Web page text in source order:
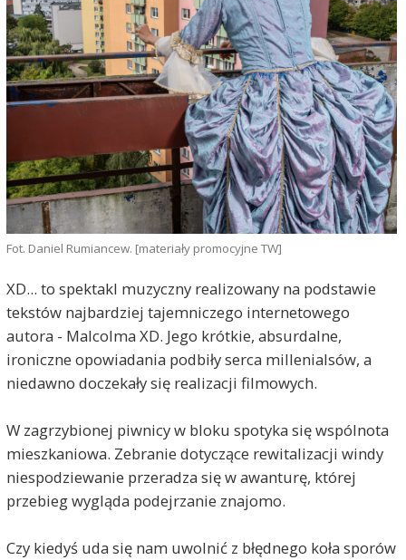
Fot. Daniel Rumiancew. [materiały promocyjne TW]
XD... to spektakl muzyczny realizowany na podstawie
tekstów najbardziej tajemniczego internetowego
autora - Malcolma XD. Jego krótkie, absurdalne,
ironiczne opowiadania podbiły serca millenialsów, a
niedawno doczekały się realizacji filmowych.
W zagrzybionej piwnicy w bloku spotyka się wspólnota
mieszkaniowa. Zebranie dotyczące rewitalizacji windy
niespodziewanie przeradza się w awanturę, której
przebieg wygląda podejrzanie znajomo.
Czy kiedyś uda się nam uwolnić z błędnego koła sporów